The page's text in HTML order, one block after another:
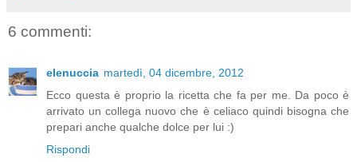
6 commenti:
elenuccia martedì, 04 dicembre, 2012
Ecco questa è proprio la ricetta che fa per me. Da poco è
arrivato un collega nuovo che è celiaco quindi bisogna che
prepari anche qualche dolce per lui :)
Rispondi